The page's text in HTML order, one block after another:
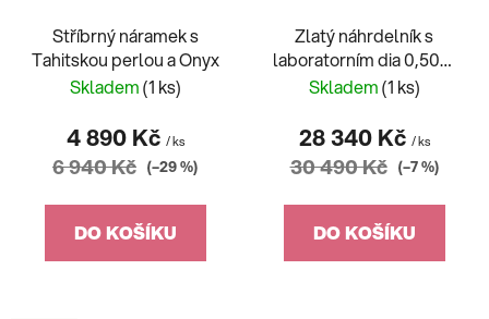
Stříbrný náramek s
Tahitskou perlou a Onyx
Skladem(1 ks)
4 890 Kč / ks
6 940 Kč (–29 %)
DO KOŠÍKU
Zlatý náhrdelník s
laboratorním dia 0,50ct
1,96g
Skladem(1 ks)
28 340 Kč / ks
30 490 Kč (–7 %)
DO KOŠÍKU